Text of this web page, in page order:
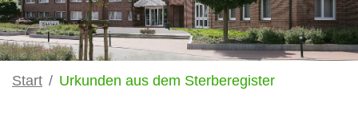
Start Urkunden aus dem Sterberegister